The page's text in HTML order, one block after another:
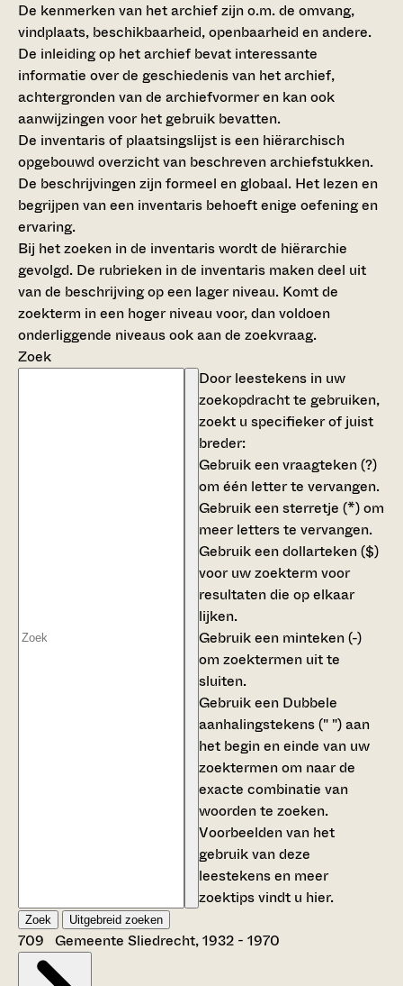
De kenmerken van het archief zijn o.m. de omvang,
vindplaats, beschikbaarheid, openbaarheid en andere.
De inleiding op het archief bevat interessante
informatie over de geschiedenis van het archief,
achtergronden van de archiefvormer en kan ook
aanwijzingen voor het gebruik bevatten.
De inventaris of plaatsingslijst is een hiërarchisch
opgebouwd overzicht van beschreven archiefstukken.
De beschrijvingen zijn formeel en globaal. Het lezen en
begrijpen van een inventaris behoeft enige oefening en
ervaring.
Bij het zoeken in de inventaris wordt de hiërarchie
gevolgd. De rubrieken in de inventaris maken deel uit
van de beschrijving op een lager niveau. Komt de
zoekterm in een hoger niveau voor, dan voldoen
onderliggende niveaus ook aan de zoekvraag.
Zoek
Door leestekens in uw
zoekopdracht te gebruiken,
zoekt u specifieker of juist
breder:
Gebruik eenvraagteken (?)
om één letter te vervangen.
Gebruik eensterretje (*)om
meer letters te vervangen.
Gebruik eendollarteken ($)
voor uw zoekterm voor
resultaten die op elkaar
lijken.
Gebruik een minteken (-)
om zoektermen uit te
sluiten.
Gebruik een Dubbele
aanhalingstekens (" ")aan
het begin en einde van uw
zoektermen om naar de
exacte combinatie van
woorden te zoeken.
Voorbeelden van het
gebruik van deze
leestekens en meer
zoektips vindt u hier.
Zoek Uitgebreid zoeken
709 Gemeente Sliedrecht, 1932 - 1970